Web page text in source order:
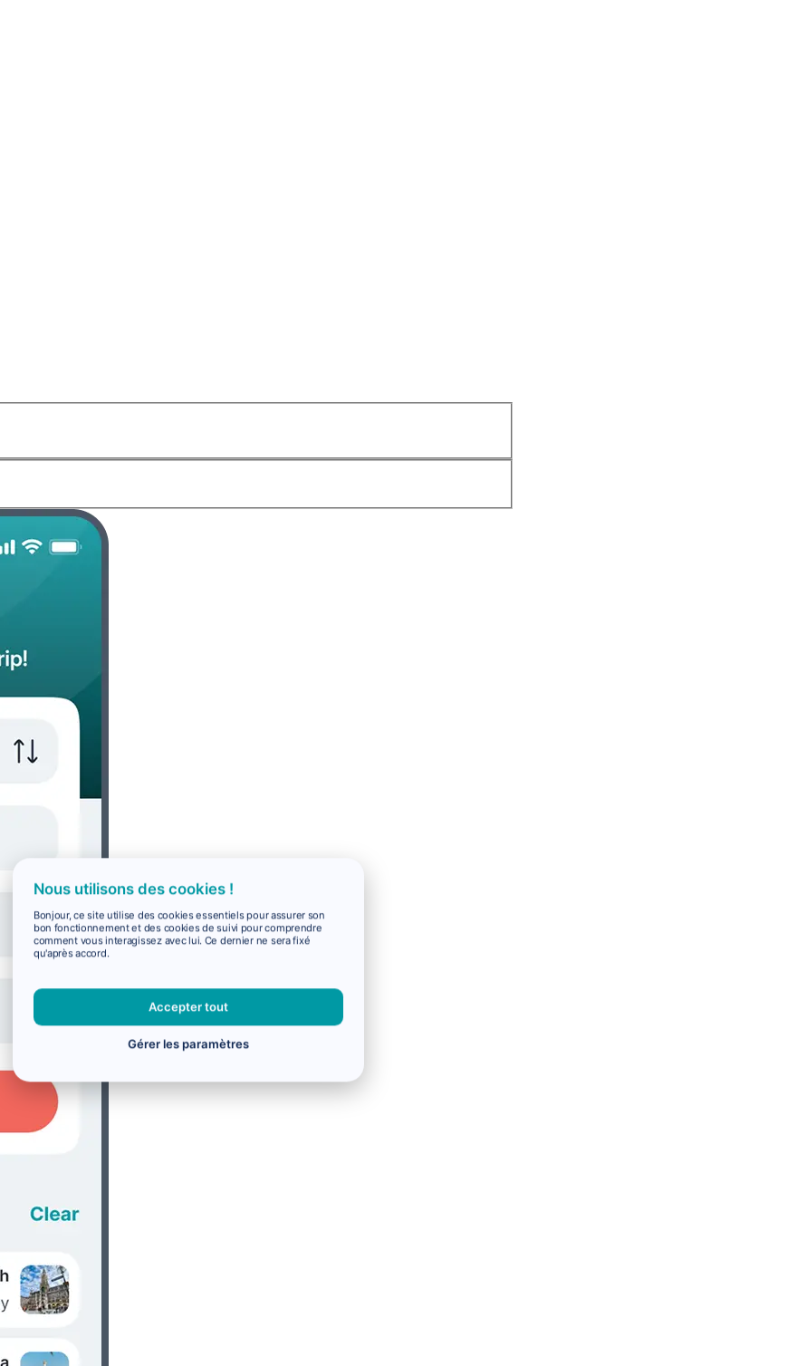
Nous utilisons des cookies !
Bonjour, ce site utilise des cookies essentiels pour assurer son
bon fonctionnement et des cookies de suivi pour comprendre
comment vous interagissez avec lui. Ce dernier ne sera fixé
qu'après accord.
Accepter tout
Gérer les paramètres